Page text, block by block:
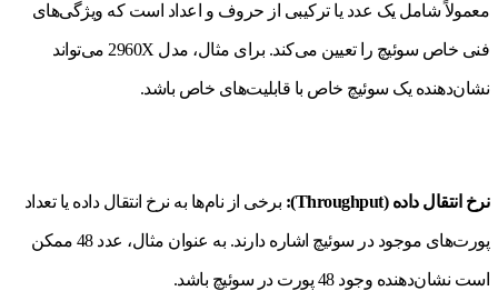
معمولاً شامل یک عدد یا ترکیبی از حروف و اعداد است که ویژگی‌های
فنی خاص سوئیچ را تعیین می‌کند. برای مثال، مدل 2960X می‌تواند
نشان‌دهنده یک سوئیچ خاص با قابلیت‌های خاص باشد.
نرخ انتقال داده (Throughput): برخی از نام‌ها به نرخ انتقال داده یا تعداد
پورت‌های موجود در سوئیچ اشاره دارند. به عنوان مثال، عدد 48 ممکن
است نشان‌دهنده وجود 48 پورت در سوئیچ باشد.